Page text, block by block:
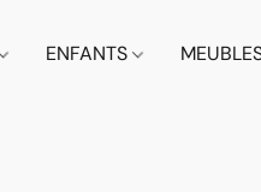
ENFANTS